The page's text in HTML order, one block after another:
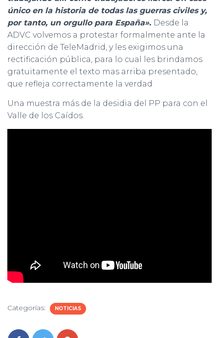
único en la historia de todas las guerras civiles y,
por tanto, un orgullo para España». Desde la
ADVC volvemos a protestar formalmente ante la
dirección de TeleMadrid, y les exigimos una
rectificación pública, para lo cual les brindamos
gratuitamente el texto mas arriba presentado,
que refleja correctamente la verdad
Una muestra más de la desidia del PP para con el
Valle de los Caídos.
Categorías: NOTICIAS